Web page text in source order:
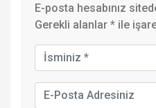
E-posta hesabınız
Gerekli alanlar * ile